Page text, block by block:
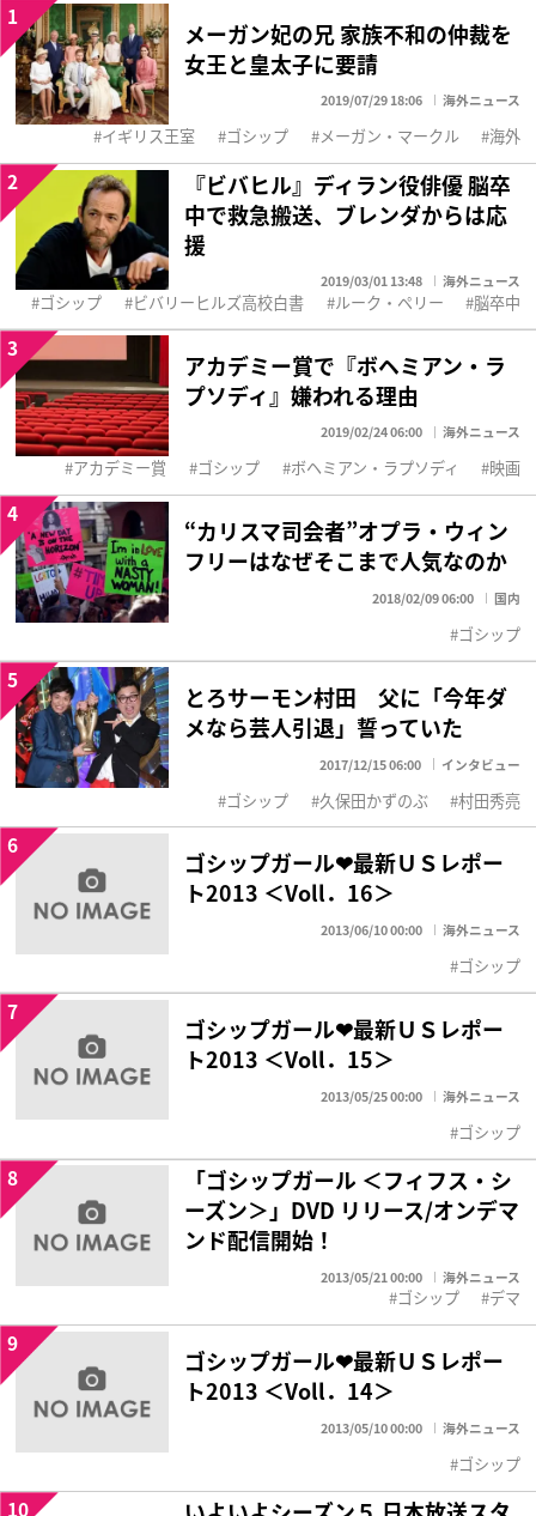
メーガン妃の兄 家族不和の仲裁を
女王と皇太子に要請
2019/07/29 18:06 海外ニュース
1
イギリス王室 ゴシップ メーガン・マークル 海外
『ビバヒル』ディラン役俳優 脳卒
中で救急搬送、ブレンダからは応
援
2019/03/01 13:48 海外ニュース
2
ゴシップ ビバリーヒルズ高校白書 ルーク・ペリー 脳卒中
アカデミー賞で『ボヘミアン・ラ
プソディ』嫌われる理由
2019/02/24 06:00 海外ニュース
3
アカデミー賞 ゴシップ ボヘミアン・ラプソディ 映画
“カリスマ司会者”オプラ・ウィン
フリーはなぜそこまで人気なのか
2018/02/09 06:00 国内
4
ゴシップ
とろサーモン村田 父に「今年ダ
メなら芸人引退」誓っていた
2017/12/15 06:00 インタビュー
5
ゴシップ 久保田かずのぶ 村田秀亮
ゴシップガール❤最新ＵＳレポー
ト2013 ＜Voll．16＞
2013/06/10 00:00 海外ニュース
6
ゴシップ
ゴシップガール❤最新ＵＳレポー
ト2013 ＜Voll．15＞
2013/05/25 00:00 海外ニュース
7
ゴシップ
「ゴシップガール ＜フィフス・シ
ーズン＞」DVD リリース/オンデマ
ンド配信開始！
2013/05/21 00:00 海外ニュース
8
ゴシップ デマ
ゴシップガール❤最新ＵＳレポー
ト2013 ＜Voll．14＞
2013/05/10 00:00 海外ニュース
9
ゴシップ
10